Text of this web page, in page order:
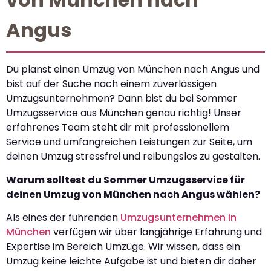
Angus
Du planst einen Umzug von München nach Angus und
bist auf der Suche nach einem zuverlässigen
Umzugsunternehmen? Dann bist du bei Sommer
Umzugsservice aus München genau richtig! Unser
erfahrenes Team steht dir mit professionellem
Service und umfangreichen Leistungen zur Seite, um
deinen Umzug stressfrei und reibungslos zu gestalten.
Warum solltest du Sommer Umzugsservice für
deinen Umzug von München nach Angus wählen?
Als eines der führenden Umzugsunternehmen in
München verfügen wir über langjährige Erfahrung und
Expertise im Bereich Umzüge. Wir wissen, dass ein
Umzug keine leichte Aufgabe ist und bieten dir daher